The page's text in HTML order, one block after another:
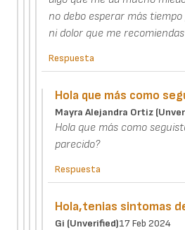
no debo esperar más
ni dolor que me
Respuesta
Hola que más como
Mayra Alejandra Ortiz
Hola que más como
parecido?
Respuesta
Hola,tenias sintomas
Gi (unverified)17 Feb 2024